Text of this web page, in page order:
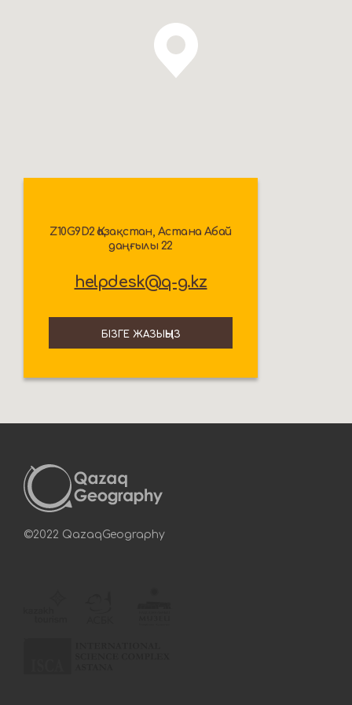
Z10G9D2 Қазақстан, Астана Абай
даңғылы 22
helpdesk@q-g.kz
БІЗГЕ ЖАЗЫҢЫЗ
©2022 QazaqGeography